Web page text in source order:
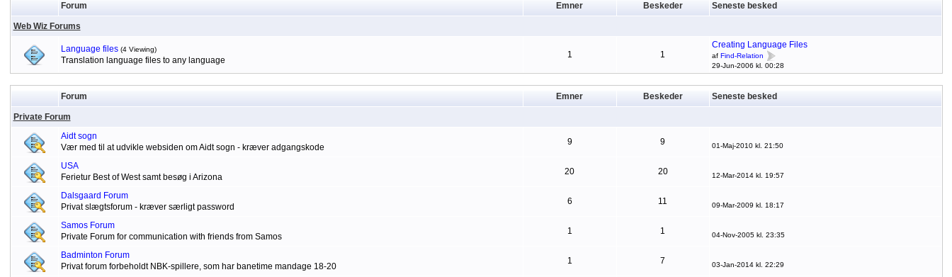
Forum Emner Beskeder Seneste besked
Web Wiz Forums
Language files (4 Viewing)
Translation language files to any language
1 1
Creating Language Files
af Find-Relation
29-Jun-2006 kl. 00:28
Forum Emner Beskeder Seneste besked
Private Forum
Aidt sogn
Vær med til at udvikle websiden om Aidt sogn - kræver adgangskode
9 9 01-Maj-2010 kl. 21:50
USA
Ferietur Best of West samt besøg i Arizona
20 20 12-Mar-2014 kl. 19:57
Dalsgaard Forum
Privat slægtsforum - kræver særligt password
6 11 09-Mar-2009 kl. 18:17
Samos Forum
Private Forum for communication with friends from Samos
1 1 04-Nov-2005 kl. 23:35
Badminton Forum
Privat forum forbeholdt NBK-spillere, som har banetime mandage 18-20
1 7 03-Jan-2014 kl. 22:29